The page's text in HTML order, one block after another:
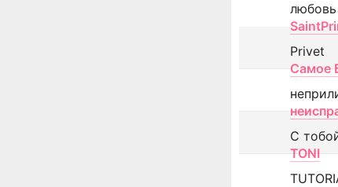
любовь
Privet
Самое
С
TONI